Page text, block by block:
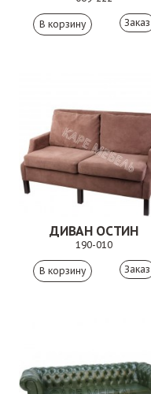
Заказ
ДИВАН ОСТИН
190-010
Заказ